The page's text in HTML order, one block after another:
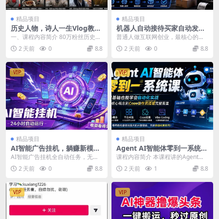
精品项目
历史人物，诗人一生Vlog教
学， AI制作丨伙伴计划丨精选
收益丨商单收徒 ，新领域红利
期，抓紧做
一、课程内容简介 80万粉丝历史赛
道博主推出2026AI历史人物生平Vl
og全套...
2 天前 0 8.8
精品项目
机器人自动接待买家自动发
货，跟着系统学拼多多虚拟月
入1-5万
普通人做互联网创业，最核心的逻
辑就是精简赛道、专注深耕，不要
遍地撒网。很多想做电...
2 天前 0 8.8
VIP
精品项目
AI智能广告挂机，躺赚新模式
设备托管运行，解放双手持续
变现
AI智能广告挂机全自动任务，无需
手动操作、不用露脸、不用引流。
设备挂机即可产生稳...
2 天前 0 8.8
VIP
精品项目
Agent AI智能体零到一系统
课；零基础也能学会自动化实
战，从核心概念到Coze工作流
搭建完整覆盖
课程内容简介 本课程讲的Agent智
能体0到1系统课，是一套专为零基
础学员设计的...
2 天前 1 8.8
VIP VIP